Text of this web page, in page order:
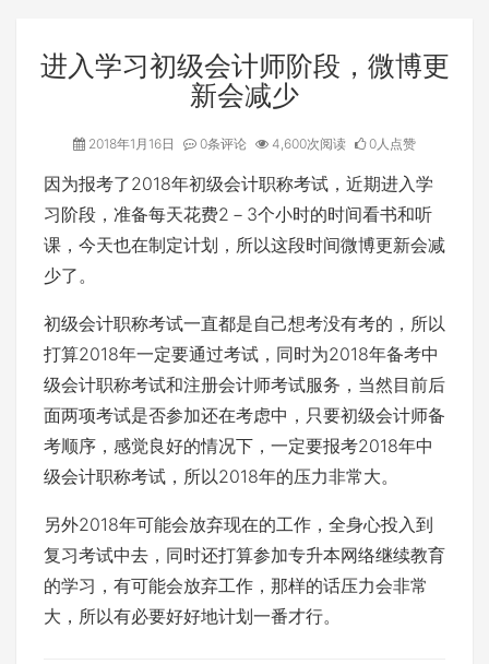
进入学习初级会计师阶段，微博更
新会减少
2018年1月16日 0条评论 4,600次阅读 0人点赞
因为报考了2018年初级会计职称考试，近期进入学
习阶段，准备每天花费2－3个小时的时间看书和听
课，今天也在制定计划，所以这段时间微博更新会减
少了。
初级会计职称考试一直都是自己想考没有考的，所以
打算2018年一定要通过考试，同时为2018年备考中
级会计职称考试和注册会计师考试服务，当然目前后
面两项考试是否参加还在考虑中，只要初级会计师备
考顺序，感觉良好的情况下，一定要报考2018年中
级会计职称考试，所以2018年的压力非常大。
另外2018年可能会放弃现在的工作，全身心投入到
复习考试中去，同时还打算参加专升本网络继续教育
的学习，有可能会放弃工作，那样的话压力会非常
大，所以有必要好好地计划一番才行。